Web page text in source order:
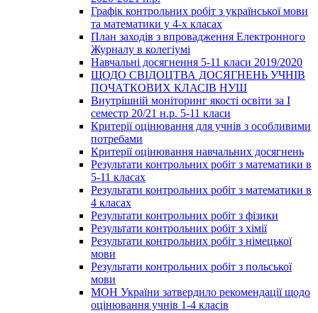
Графік контрольних робіт з української мови
та математики у 4-х класах
План заходів з впровадження Електронного
Журналу в колегіумі
Навчальні досягнення 5-11 класи 2019/2020
ЩОДО СВІДОЦТВА ДОСЯГНЕНЬ УЧНІВ
ПОЧАТКОВИХ КЛАСІВ НУШ
Внутрішній моніторинг якості освіти за І
семестр 20/21 н.р. 5-11 класи
Критерії оцінювання для учнів з особливими
потребами
Критерії оцінювання навчальних досягнень
Результати контрольних робіт з математики в
5-11 класах
Результати контрольних робіт з математики в
4 класах
Результати контрольних робіт з фізики
Результати контрольних робіт з хімії
Результати контрольних робіт з німецької
мови
Результати контрольних робіт з польської
мови
МОН України затвердило рекомендації щодо
оцінювання учнів 1-4 класів